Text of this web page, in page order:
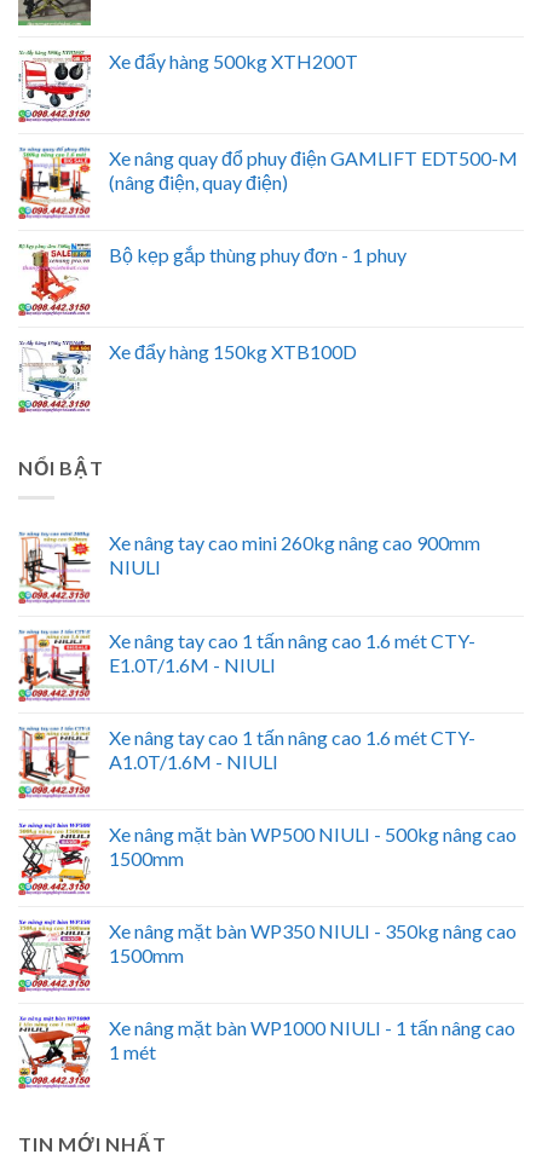
Xe đẩy hàng 500kg XTH200T
Xe nâng quay đổ phuy điện GAMLIFT EDT500-M
(nâng điện, quay điện)
Bộ kẹp gắp thùng phuy đơn - 1 phuy
Xe đẩy hàng 150kg XTB100D
NỔI BẬT
Xe nâng tay cao mini 260kg nâng cao 900mm
NIULI
Xe nâng tay cao 1 tấn nâng cao 1.6 mét CTY-
E1.0T/1.6M - NIULI
Xe nâng tay cao 1 tấn nâng cao 1.6 mét CTY-
A1.0T/1.6M - NIULI
Xe nâng mặt bàn WP500 NIULI - 500kg nâng cao
1500mm
Xe nâng mặt bàn WP350 NIULI - 350kg nâng cao
1500mm
Xe nâng mặt bàn WP1000 NIULI - 1 tấn nâng cao
1 mét
TIN MỚI NHẤT